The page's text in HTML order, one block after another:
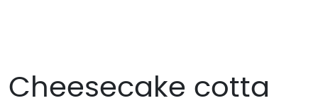
Cheesecake cotta